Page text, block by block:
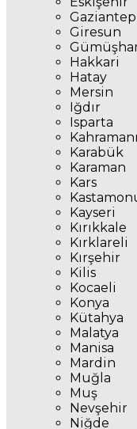
Gaziantep
Giresun
Hakkari
Hatay
Mersin
Iğdır
Isparta
Karabük
Karaman
Kars
Kayseri
Kırıkkale
Kırklareli
Kırşehir
Kilis
Kocaeli
Konya
Kütahya
Malatya
Manisa
Mardin
Muğla
Muş
Nevşehir
Niğde